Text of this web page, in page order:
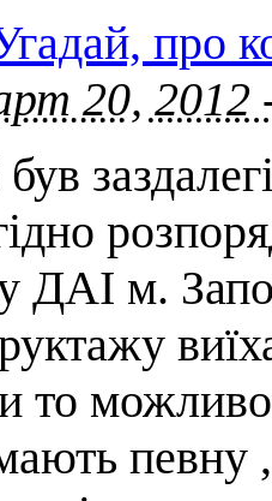
про
20, 2012
був
ДАІ м.
то
певну